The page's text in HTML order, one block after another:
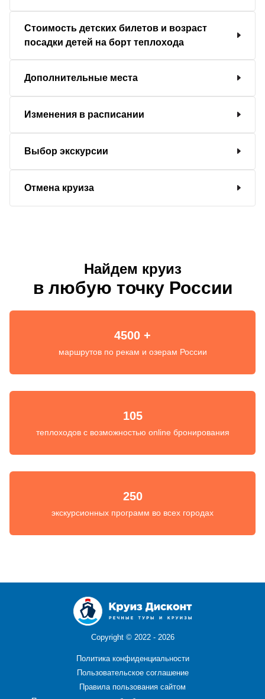
Стоимость детских билетов и возраст
посадки детей на борт теплохода
Дополнительные места
Изменения в расписании
Выбор экскурсии
Отмена круиза
Найдем круиз
в любую точку России
4500 +
маршрутов по рекам и озерам России
105
теплоходов с возможностью online бронирования
250
экскурсионных программ во всех городах
Copyright © 2022 - 2026
Политика конфиденциальности
Пользовательское соглашение
Правила пользования сайтом